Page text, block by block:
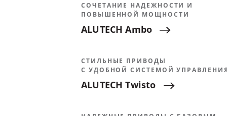
СОЧЕТАНИЕ НАДЕЖНОСТИ И
ПОВЫШЕННОЙ МОЩНОСТИ
ALUTECH Ambo
СТИЛЬНЫЕ ПРИВОДЫ
С УДОБНОЙ СИСТЕМОЙ
ALUTECH Twisto